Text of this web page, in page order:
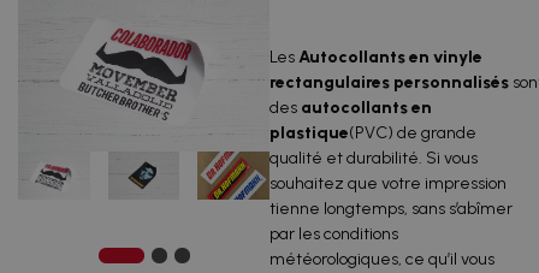
LesAutocollants en vinyle
rectangulaires personnalisés
des autocollants en
plastique(PVC) de grande
qualité et durabilité. Si vous
souhaitez que votre impression
tienne longtemps, sans s’abîmer
par les conditions
météorologiques, ce qu’il vous